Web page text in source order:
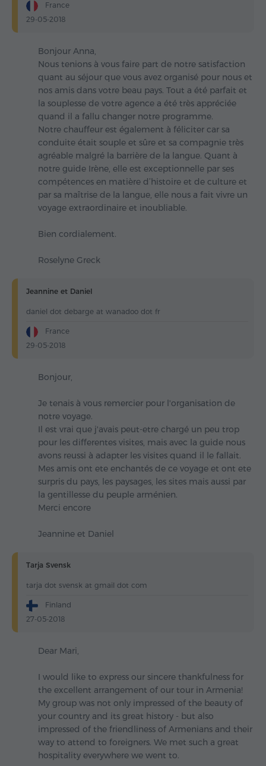
France
29-05-2018
Bonjour Anna,
Nous tenions à vous faire part de notre satisfaction
quant au séjour que vous avez organisé pour nous et
nos amis dans votre beau pays. Tout a été parfait et
la souplesse de votre agence a été très appréciée
quand il a fallu changer notre programme.
Notre chauffeur est également à féliciter car sa
conduite était souple et sûre et sa compagnie très
agréable malgré la barrière de la langue. Quant à
notre guide Irène, elle est exceptionnelle par ses
compétences en matière d’histoire et de culture et
par sa maîtrise de la langue, elle nous a fait vivre un
voyage extraordinaire et inoubliable.
Bien cordialement.
Roselyne Greck
Jeannine et Daniel
daniel dot debarge at wanadoo dot fr
France
29-05-2018
Bonjour,
Je tenais à vous remercier pour l'organisation de
notre voyage.
Il est vrai que j'avais peut-etre chargé un peu trop
pour les differentes visites, mais avec la guide nous
avons reussi à adapter les visites quand il le fallait.
Mes amis ont ete enchantés de ce voyage et ont ete
surpris du pays, les paysages, les sites mais aussi par
la gentillesse du peuple arménien.
Merci encore
Jeannine et Daniel
Tarja Svensk
tarja dot svensk at gmail dot com
Finland
27-05-2018
Dear Mari,
I would like to express our sincere thankfulness for
the excellent arrangement of our tour in Armenia!
My group was not only impressed of the beauty of
your country and its great history - but also
impressed of the friendliness of Armenians and their
way to attend to foreigners. We met such a great
hospitality everywhere we went to.